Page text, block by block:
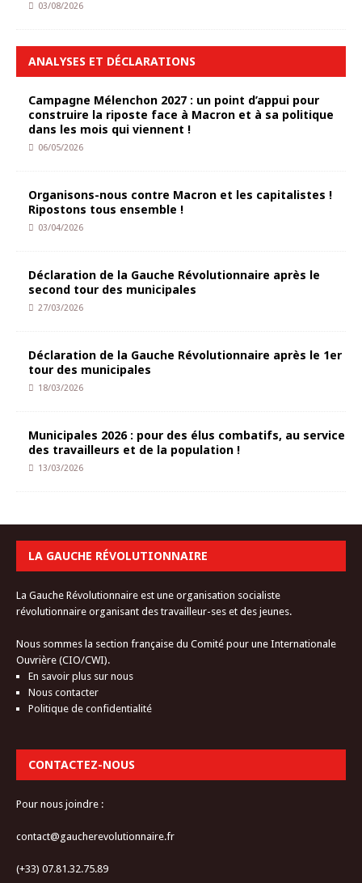
03/08/2026
ANALYSES ET DÉCLARATIONS
Campagne Mélenchon 2027 : un point d’appui pour
construire la riposte face à Macron et à sa politique
dans les mois qui viennent !
06/05/2026
Organisons-nous contre Macron et les capitalistes !
Ripostons tous ensemble !
03/04/2026
Déclaration de la Gauche Révolutionnaire après le
second tour des municipales
27/03/2026
Déclaration de la Gauche Révolutionnaire après le 1er
tour des municipales
18/03/2026
Municipales 2026 : pour des élus combatifs, au service
des travailleurs et de la population !
13/03/2026
LA GAUCHE RÉVOLUTIONNAIRE
La Gauche Révolutionnaire est une organisation socialiste
révolutionnaire organisant des travailleur-ses et des jeunes.
Nous sommes la section française du Comité pour une Internationale
Ouvrière (CIO/CWI).
En savoir plus sur nous
Nous contacter
Politique de confidentialité
CONTACTEZ-NOUS
Pour nous joindre :
contact@gaucherevolutionnaire.fr
(+33) 07.81.32.75.89